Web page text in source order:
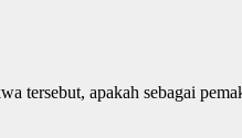
tersebut, apakah sebagai